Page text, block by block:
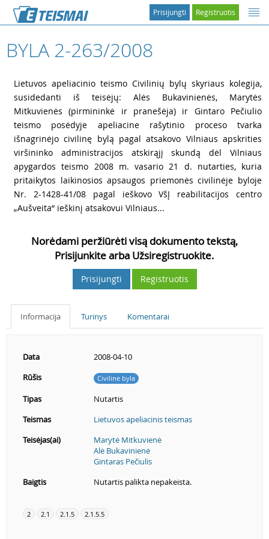
Registruotis
Prisijungti
BYLA 2-263/2008
Lietuvos apeliacinio teismo Civilinių bylų skyriaus kolegija,
susidedanti iš teisėjų: Alės Bukavinienės, Marytės
Mitkuvienės (pirmininkė ir pranešėja) ir Gintaro Pečiulio
teismo posėdyje apeliacine rašytinio proceso tvarka
išnagrinėjo civilinę bylą pagal atsakovo Vilniaus apskrities
viršininko administracijos atskirąjį skundą dėl Vilniaus
apygardos teismo 2008 m. vasario 21 d. nutarties, kuria
pritaikytos laikinosios apsaugos priemonės civilinėje byloje
Nr. 2-1428-41/08 pagal ieškovo VšĮ reabilitacijos centro
„Aušveita“ ieškinį atsakovui Vilniaus...
Norėdami peržiūrėti visą dokumento tekstą,
Prisijunkite arba Užsiregistruokite.
Prisijungti Registruotis
Informacija Turinys Komentarai
Data
2008-04-10
Rūšis
Civilinė byla
Tipas
Nutartis
Teismas
Lietuvos apeliacinis teismas
Teisėjas(ai)
Marytė Mitkuvienė
Alė Bukavinienė
Gintaras Pečiulis
Baigtis
Nutartis palikta nepakeista.
2 2.1 2.1.5 2.1.5.5